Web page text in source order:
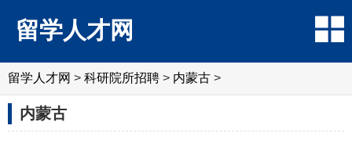
留学人才网
留学人才网 > 科研院所招聘 > 内蒙古 >
内蒙古